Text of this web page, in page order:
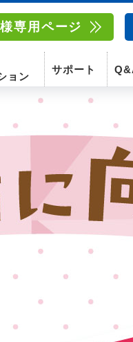
) 南東北セ
福島県福島市御
0120-
営業時間
専用ページ
固定電話
スマホ
ョン
サポート
) 函館
〒041-0801
営業時間